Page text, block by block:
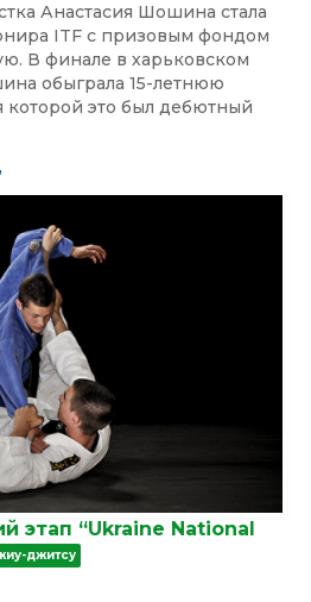
Анастасия Шошина стала
ITF с призовым фондом
В финале в харьковском
обыграла 15-летнюю
которой это был дебютный
этап “Ukraine National
джитсу